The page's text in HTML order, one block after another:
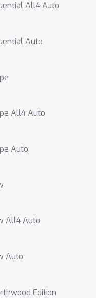
All4 Auto
Auto
All4 Auto
Auto
All4 Auto
Auto
Edition